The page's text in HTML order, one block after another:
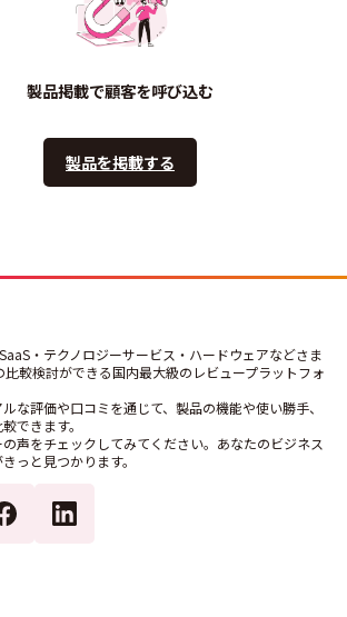
製品掲載で顧客を呼び込む
製品を掲載する
・テクノロジーサービス・ハードウェアなどさま
比較検討ができる国内最大級のレビュープラットフォ
な評価や口コミを通じて、製品の機能や使い勝手、
できます。
声をチェックしてみてください。あなたのビジネス
っと見つかります。